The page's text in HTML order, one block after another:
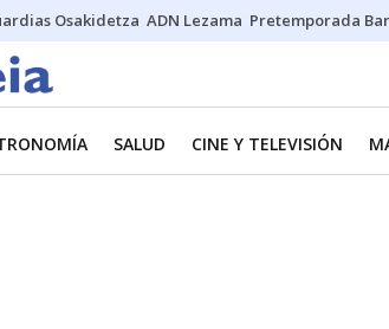
Osakidetza ADN Lezama Pretemporada
SALUD CINE Y TELEVISIÓN